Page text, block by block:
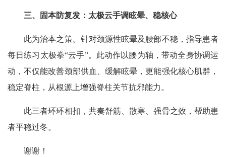
三、固本防复发：太极云手调眩晕、稳核心
此为治本之策。针对颈源性眩晕及腰部不稳，指导患者
每日练习太极拳“云手”。此动作以腰为轴，带动全身协调运
动，不仅能改善颈部供血、缓解眩晕，更能强化核心肌群，
稳定脊柱，从根源上增强脊柱关节抗邪能力。
此三者环环相扣，共奏舒筋、散寒、强骨之效，帮助患
者平稳过冬。
谢谢！